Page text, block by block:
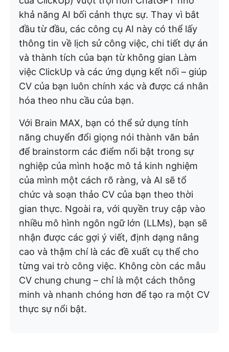
khả năng AI bối cảnh thực sự. Thay vì bắt
đầu từ đầu, các công cụ AI này có thể lấy
thông tin về lịch sử công việc, chi tiết dự án
và thành tích của bạn từ không gian Làm
việc ClickUp và các ứng dụng kết nối – giúp
CV của bạn luôn chính xác và được cá nhân
hóa theo nhu cầu của bạn.
Với Brain MAX, bạn có thể sử dụng tính
năng chuyển đổi giọng nói thành văn bản
để brainstorm các điểm nổi bật trong sự
nghiệp của mình hoặc mô tả kinh nghiệm
của mình một cách rõ ràng, và AI sẽ tổ
chức và soạn thảo CV của bạn theo thời
gian thực. Ngoài ra, với quyền truy cập vào
nhiều mô hình ngôn ngữ lớn (LLMs), bạn sẽ
nhận được các gợi ý viết, định dạng nâng
cao và thậm chí là các đề xuất cụ thể cho
từng vai trò công việc. Không còn các mẫu
CV chung chung – chỉ là một cách thông
minh và nhanh chóng hơn để tạo ra một CV
thực sự nổi bật.